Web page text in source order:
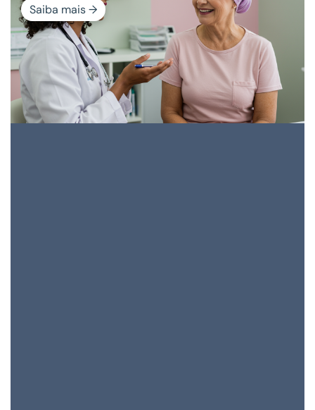
Saiba mais →